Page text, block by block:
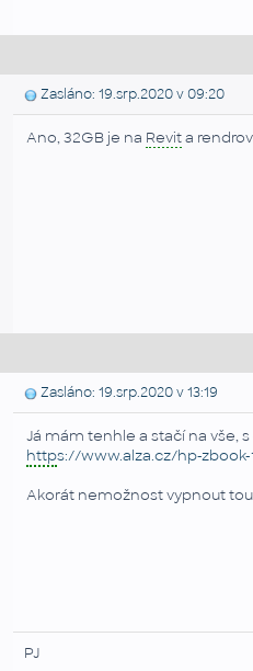
Zasláno: 19.srp.2020 v 09:20
Ano, 32GB je na Revita
Zasláno: 19.srp.2020 v 13:19
Já mám tenhle a stačí na vše,
https://www.alza.cz/hp-zbook-
Akorát nemožnost vypnout
PJ